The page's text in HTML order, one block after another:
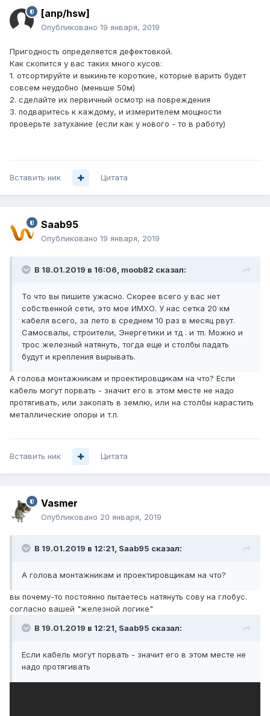
[anp/hsw]
Опубликовано 19 января, 2019
Пригодность определяется дефектовкой.
Как скопится у вас таких много кусов:
1. отсортируйте и выкиньте короткие, которые варить будет
совсем неудобно (меньше 50м)
2. сделайте их первичный осмотр на повреждения
3. подваритесь к каждому, и измерителем мощности
проверьте затухание (если как у нового - то в работу)
Вставить ник Цитата
Saab95
Опубликовано 19 января, 2019
В 18.01.2019 в 16:06, moob82 сказал:
То что вы пишите ужасно. Скорее всего у вас нет
собственной сети, это мое ИМХО. У нас сетка 20 км
кабеля всего, за лето в среднем 10 раз в месяц рвут.
Самосвалы, строители, Энергетики и тд . и тп. Можно и
трос железный натянуть, тогда еще и столбы падать
будут и крепления вырывать.
А голова монтажникам и проектировщикам на что? Если
кабель могут порвать - значит его в этом месте не надо
протягивать, или закопать в землю, или на столбы нарастить
металлические опоры и т.п.
Вставить ник Цитата
Vasmer
Опубликовано 20 января, 2019
В 19.01.2019 в 12:21, Saab95 сказал:
А голова монтажникам и проектировщикам на что?
вы почему-то постоянно пытаетесь натянуть сову на глобус.
согласно вашей "железной логике"
В 19.01.2019 в 12:21, Saab95 сказал:
Если кабель могут порвать - значит его в этом месте не
надо протягивать